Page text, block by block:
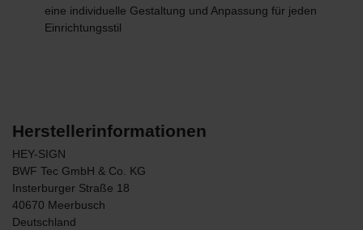
eine individuelle Gestaltung und Anpassung für jeden
Einrichtungsstil
Herstellerinformationen
HEY-SIGN
BWF Tec GmbH & Co. KG
Insterburger Straße 18
40670 Meerbusch
Deutschland